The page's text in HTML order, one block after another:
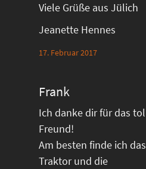
Viele Grüße aus Jülich
Jeanette Hennes
17. Februar 2017
Frank
Ich danke dir für das
Freund!
Am besten finde ich
Traktor und die